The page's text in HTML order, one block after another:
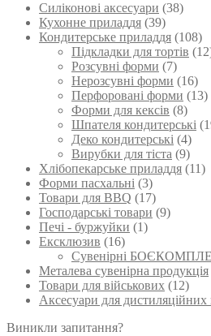
Силіконові аксесуари (38)
Кухонне приладдя (39)
Кондитерське приладдя (108)
Підкладки для тортів
Розсувні форми (7)
Нерозсувні форми (16)
Перфоровані форми (13)
Форми для кексів (8)
Шпателя кондитерські
Деко кондитерські (4)
Вирубки для тіста (9)
Хлібопекарське приладдя (11)
Форми пасхальні (3)
Товари для BBQ (17)
Господарські товари (9)
Печі - буржуйки (1)
Ексклюзив (16)
Сувенірні
Металева сувенірна продукція
Товари для військових (12)
Аксесуари для дистиляційних
Виникли запитання?